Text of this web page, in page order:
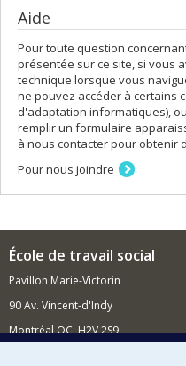
Aide
Pour toute question
présentée sur ce site, si vous
technique lorsque vous
ne pouvez accéder à certains
d'adaptation informatiques),
remplir un formulaire
à nous contacter pour obtenir
Pour nous joindre
École de travail social
Pavillon Marie-Victorin
90 Av. Vincent-d'Indy
Montréal QC H2V 2S9